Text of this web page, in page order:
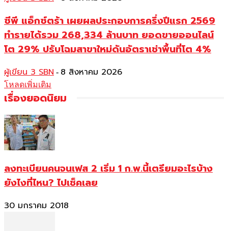
ซีพี แอ็กซ์ตร้า เผยผลประกอบการครึ่งปีแรก 2569
ทำรายได้รวม 268,334 ล้านบาท ยอดขายออนไลน์
โต 29% ปรับโฉมสาขาใหม่ดันอัตราเช่าพื้นที่โต 4%
ผู้เขียน 3 SBN - 8 สิงหาคม 2026
โหลดเพิ่มเติม
เรื่องยอดนิยม
ลงทะเบียนคนจนเฟส 2 เริ่ม 1 ก.พ.นี้เตรียมอะไรบ้าง
ยังไงที่ไหน? ไปเช็คเลย
30 มกราคม 2018